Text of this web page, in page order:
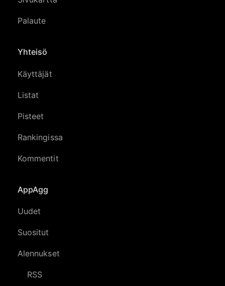
Palaute
Yhteisö
Käyttäjät
Listat
Pisteet
Rankingissa
Kommentit
AppAgg
Uudet
Suositut
Alennukset
RSS